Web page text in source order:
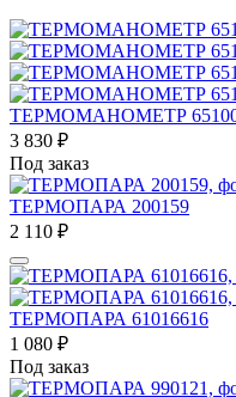
ТЕРМОМАНОМЕТР
3 830 ₽
Под заказ
ТЕРМОПАРА 200159
2 110 ₽
ТЕРМОПАРА 61016616
1 080 ₽
Под заказ